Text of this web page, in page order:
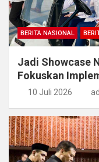
BERITA NASIONAL
Jadi Showcase
Fokuskan
10 Juli 2026